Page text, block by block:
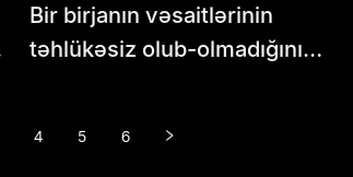
Bir birjanın vəsaitlərinin
təhlükəsiz olub-olmadığını
mexanizmini və təsdiqləmə
4 5 6